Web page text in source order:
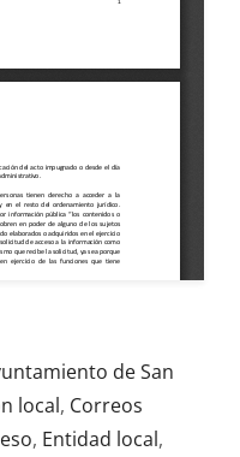
de San
local, Correos
, Entidad local,